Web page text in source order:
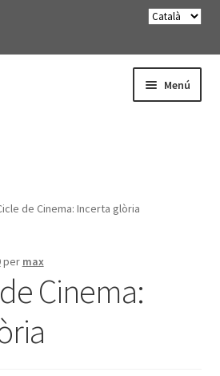
Menú
de Cinema: Incerta glòria
per max
Cinema: